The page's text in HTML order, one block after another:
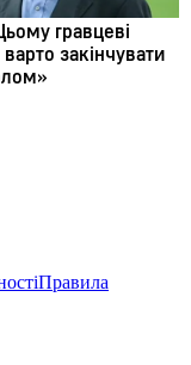
Правила